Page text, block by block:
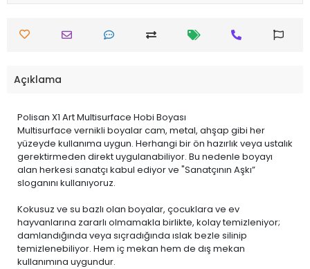
Açıklama
Polisan X1 Art Multisurface Hobi Boyası
Multisurface vernikli boyalar cam, metal, ahşap gibi her
yüzeyde kullanıma uygun. Herhangi bir ön hazırlık veya ustalık
gerektirmeden direkt uygulanabiliyor. Bu nedenle boyayı
alan herkesi sanatçı kabul ediyor ve "Sanatçının Aşkı”
sloganını kullanıyoruz.
Kokusuz ve su bazlı olan boyalar, çocuklara ve ev
hayvanlarına zararlı olmamakla birlikte, kolay temizleniyor;
damlandığında veya sıçradığında ıslak bezle silinip
temizlenebiliyor. Hem iç mekan hem de dış mekan
kullanımına uygundur.